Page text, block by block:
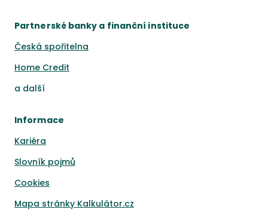
Partnerské banky a finanční instituce
Česká spořitelna
Home Credit
a další
Informace
Kariéra
Slovník pojmů
Cookies
Mapa stránky Kalkulátor.cz